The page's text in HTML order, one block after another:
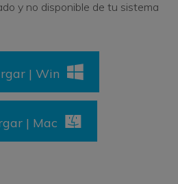
y no disponible de tu sistema
| Win
| Mac